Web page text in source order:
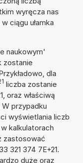
wyręcza nas
ciągu ułamka
naukowym'
zostanie
dla
liczba zostanie
oraz właściwą
W przypadku
wyświetlania liczb
kalkulatorach
zastosować
321 374 7E+21.
duże oraz